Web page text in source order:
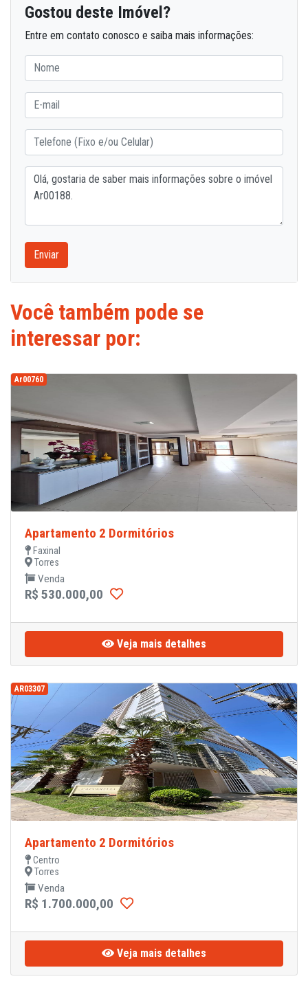
Gostou deste Imóvel?
Entre em contato conosco e saiba mais informações:
Enviar
Você também pode se
interessar por:
Ar00760
Apartamento 2 Dormitórios
Faxinal
Torres
Venda
R$ 530.000,00
Veja mais detalhes
AR03307
Apartamento 2 Dormitórios
Centro
Torres
Venda
R$ 1.700.000,00
Veja mais detalhes